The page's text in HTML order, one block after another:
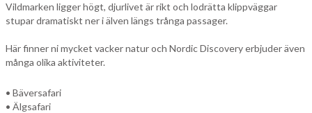
Vildmarken ligger högt, djurlivet är rikt och lodrätta klippväggar
stupar dramatiskt ner i älven längs trånga passager.
Här finner ni mycket vacker natur och Nordic Discovery erbjuder även
många olika aktiviteter.
• Bäversafari
• Älgsafari